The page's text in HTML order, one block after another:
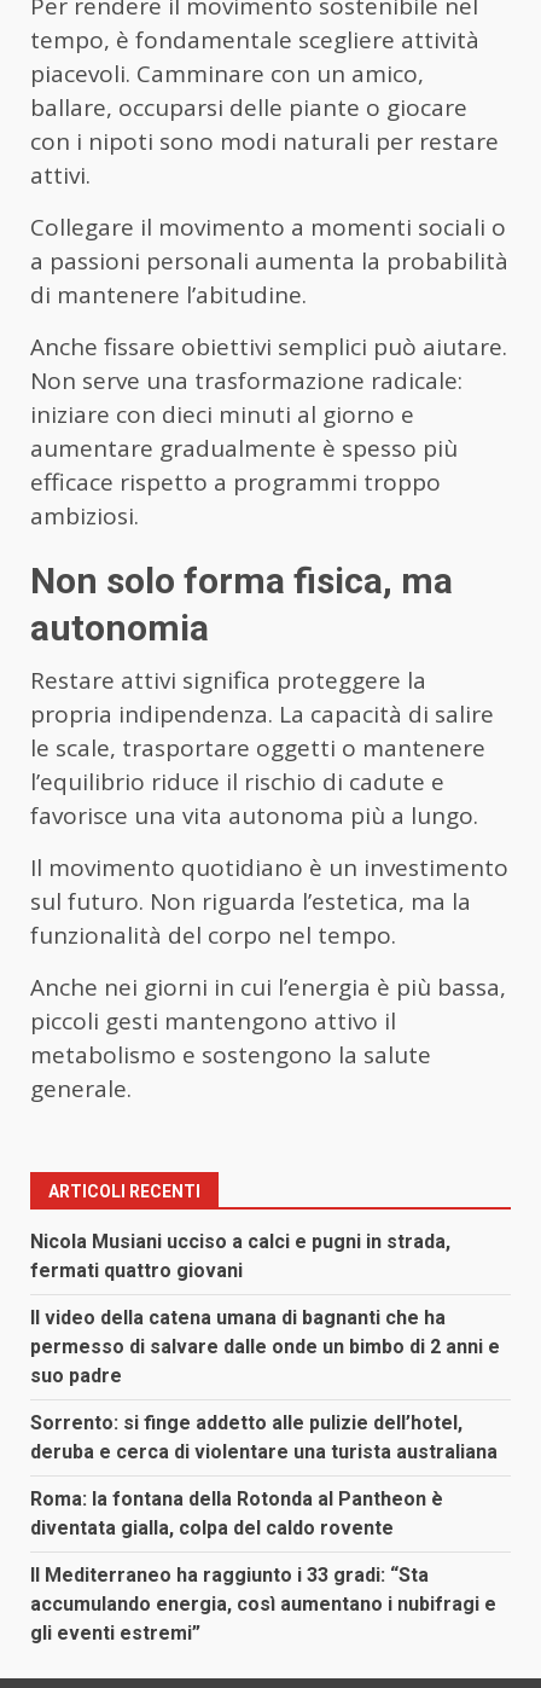
tempo, è fondamentale scegliere attività
piacevoli. Camminare con un amico,
ballare, occuparsi delle piante o giocare
con i nipoti sono modi naturali per restare
attivi.
Collegare il movimento a momenti sociali o
a passioni personali aumenta la probabilità
di mantenere l’abitudine.
Anche fissare obiettivi semplici può aiutare.
Non serve una trasformazione radicale:
iniziare con dieci minuti al giorno e
aumentare gradualmente è spesso più
efficace rispetto a programmi troppo
ambiziosi.
Non solo forma fisica, ma
autonomia
Restare attivi significa proteggere la
propria indipendenza. La capacità di salire
le scale, trasportare oggetti o mantenere
l’equilibrio riduce il rischio di cadute e
favorisce una vita autonoma più a lungo.
Il movimento quotidiano è un investimento
sul futuro. Non riguarda l’estetica, ma la
funzionalità del corpo nel tempo.
Anche nei giorni in cui l’energia è più bassa,
piccoli gesti mantengono attivo il
metabolismo e sostengono la salute
generale.
ARTICOLI RECENTI
Nicola Musiani ucciso a calci e pugni in strada,
fermati quattro giovani
Il video della catena umana di bagnanti che ha
permesso di salvare dalle onde un bimbo di 2 anni e
suo padre
Sorrento: si finge addetto alle pulizie dell’hotel,
deruba e cerca di violentare una turista australiana
Roma: la fontana della Rotonda al Pantheon è
diventata gialla, colpa del caldo rovente
Il Mediterraneo ha raggiunto i 33 gradi: “Sta
accumulando energia, così aumentano i nubifragi e
gli eventi estremi”